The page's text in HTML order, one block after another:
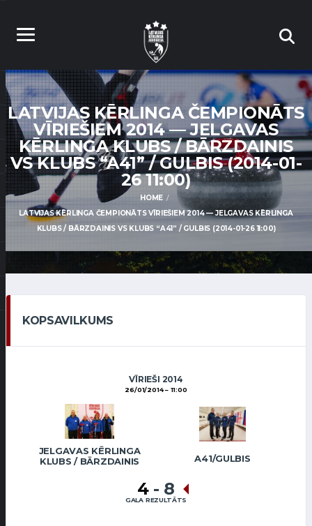
LATVIJAS KĒRLINGA ČEMPIONĀTS
VĪRIEŠIEM 2014 — JELGAVAS
KĒRLINGA KLUBS / BĀRZDAINIS
VS KLUBS “A41” / GULBIS (2014-01-
26 11:00)
HOME
LATVIJAS KĒRLINGA ČEMPIONĀTS VĪRIEŠIEM 2014 — JELGAVAS KĒRLINGA
KLUBS / BĀRZDAINIS VS KLUBS “A41” / GULBIS (2014-01-26 11:00)
KOPSAVILKUMS
VĪRIEŠI 2014
26/01/2014 11:00
JELGAVAS KĒRLINGA
KLUBS / BĀRZDAINIS
A41/GULBIS
4 - 8
GALA REZULTĀTS